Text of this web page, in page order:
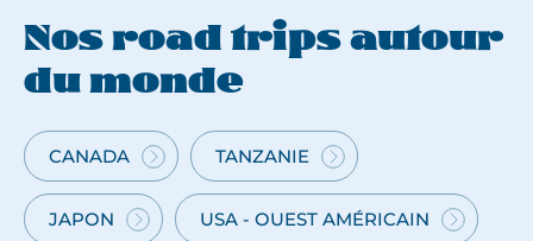
s
l
e
a
y
s
Nos road trips autour
du monde
CANADA
—
ROAD
CANADA
ROAD
TRIP
EN
TANZANIE
ROAD
JAPON ROAD
USA - OUEST AMÉRICAIN